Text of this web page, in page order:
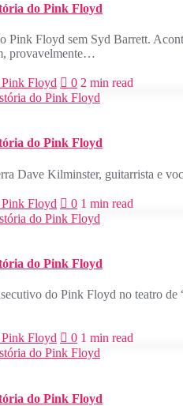
do Pink Floyd
Pink Floyd sem Syd Barrett.
provavelmente…
Floyd 0 2 min read
do Pink Floyd
Dave Kilminster, guitarrista e
Floyd 0 1 min read
do Pink Floyd
do Pink Floyd no teatro
Floyd 0 1 min read
do Pink Floyd